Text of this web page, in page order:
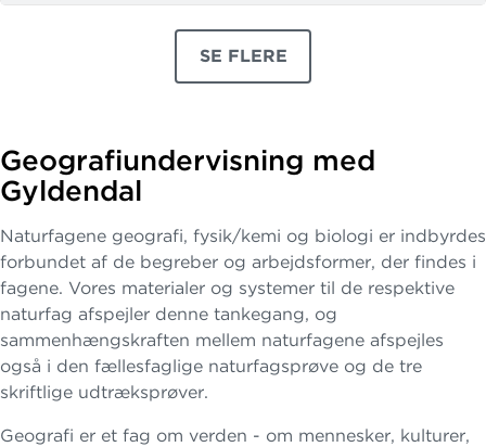
NATURFAG
-
3
BOG
SE FLERE
PRODUKTER
Geografiundervisning med
Gyldendal
Naturfagene geografi, fysik/kemi og biologi er indbyrdes
forbundet af de begreber og arbejdsformer, der findes i
fagene. Vores materialer og systemer til de respektive
naturfag afspejler denne tankegang, og
sammenhængskraften mellem naturfagene afspejles
også i den fællesfaglige naturfagsprøve og de tre
skriftlige udtræksprøver.
Geografi er et fag om verden - om mennesker, kulturer,